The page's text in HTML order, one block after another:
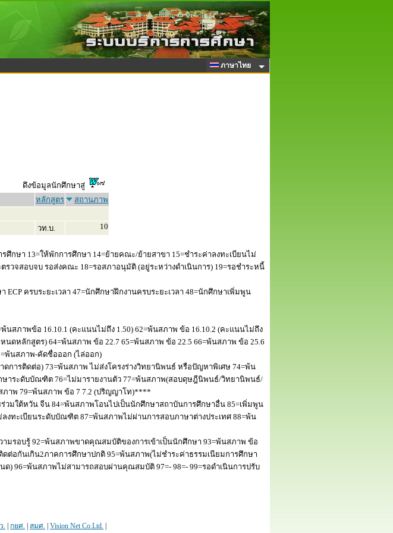
ภาษาไทย
ดึงข้อมูลนักศึกษาสู่
หลักสูตร
สถานภาพ
วท.บ.
10
ศึกษา 13=ให้พักการศึกษา 14=ย้ายคณะ/ย้ายสาขา 15=ชำระค่าลงทะเบียนไม่
วจสอบจบ รอส่งคณะ 18=รอสภาอนุมัติ (อยู่ระหว่างดำเนินการ) 19=รอชำระหนี้
ECP ครบระยะเวลา 47=นักศึกษาฝึกงานครบระยะเวลา 48=นักศึกษาเพิ่มพูน
นสภาพข้อ 16.10.1 (คะแนนไม่ถึง 1.50) 62=พ้นสภาพ ข้อ 16.10.2 (คะแนนไม่ถึง
หนดหลักสูตร) 64=พ้นสภาพ ข้อ 22.7 65=พ้นสภาพ ข้อ 22.5 66=พ้นสภาพ ข้อ 25.6
พ้นสภาพ-คัดชื่อออก (ไล่ออก)
ดการติดต่อ) 73=พ้นสภาพ ไม่ส่งโครงร่างวิทยานิพนธ์ หรือปัญหาพิเศษ 74=พ้น
ษาระดับบัณฑิต 76=ไม่มารายงานตัว 77=พ้นสภาพ(สอบดุษฎีนิพนธ์/วิทยานิพนธ์/
าพ 79=พ้นสภาพ ข้อ 7 7.2 (ปริญญาโท)****
ร่วมใต้หวัน จีน 84=พ้นสภาพโอนไปเป็นนักศึกษาสถาบันการศึกษาอื่น 85=เพิ่มพูน
งทะเบียนระดับบัณฑิต 87=พ้นสภาพไม่ผ่านการสอบภาษาต่างประเทศ 88=พ้น
ามรอบรู้ 92=พ้นสภาพขาดคุณสมบัติของการเข้าเป็นนักศึกษา 93=พ้นสภาพ ข้อ
ดต่อกันเกิน2ภาคการศึกษาปกติ 95=พ้นสภาพ(ไม่ชำระค่าธรรมเนียมการศึกษา
ด) 96=พ้นสภาพไม่สามารถสอบผ่านคุณสมบัติ 97=- 98=- 99=รอดำเนินการปรับ
. กยศ. สมศ. Vision Net Co.Ltd.